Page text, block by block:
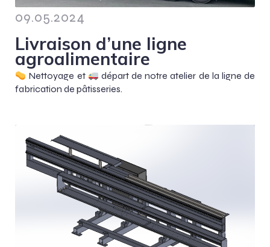
09.05.2024
Livraison d’une ligne
agroalimentaire
Nettoyage et
départ de notre atelier de la ligne de
fabrication de pâtisseries.